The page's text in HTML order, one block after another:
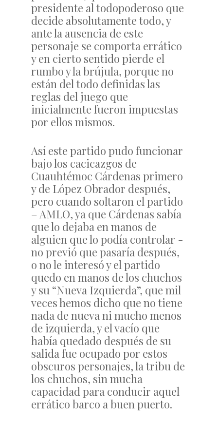
presidente al todopoderoso que
decide absolutamente todo, y
ante la ausencia de este
personaje se comporta errático
y en cierto sentido pierde el
rumbo y la brújula, porque no
están del todo definidas las
reglas del juego que
inicialmente fueron impuestas
por ellos mismos.
Así este partido pudo funcionar
bajo los cacicazgos de
Cuauhtémoc Cárdenas primero
y de López Obrador después,
pero cuando soltaron el partido
– AMLO, ya que Cárdenas sabía
que lo dejaba en manos de
alguien que lo podía controlar -
no previó que pasaría después,
o no le interesó y el partido
quedo en manos de los chuchos
y su “Nueva Izquierda”, que mil
veces hemos dicho que no tiene
nada de nueva ni mucho menos
de izquierda, y el vacío que
había quedado después de su
salida fue ocupado por estos
obscuros personajes, la tribu de
los chuchos, sin mucha
capacidad para conducir aquel
errático barco a buen puerto.